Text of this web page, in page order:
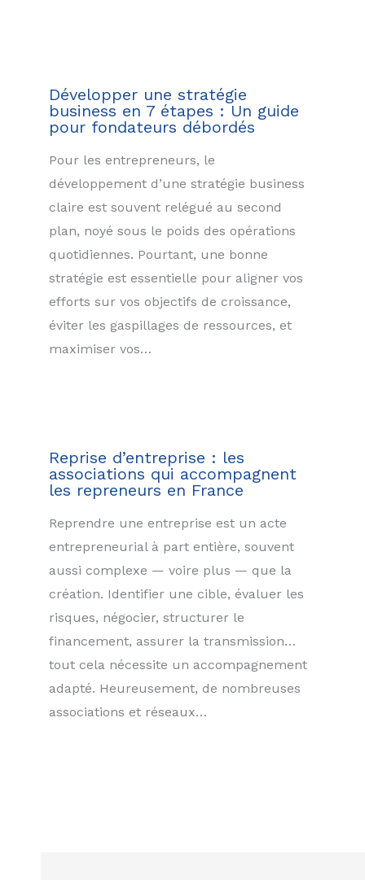
Développer une stratégie
business en 7 étapes : Un guide
pour fondateurs débordés
Pour les entrepreneurs, le
développement d’une stratégie business
claire est souvent relégué au second
plan, noyé sous le poids des opérations
quotidiennes. Pourtant, une bonne
stratégie est essentielle pour aligner vos
efforts sur vos objectifs de croissance,
éviter les gaspillages de ressources, et
maximiser vos…
Reprise d’entreprise : les
associations qui accompagnent
les repreneurs en France
Reprendre une entreprise est un acte
entrepreneurial à part entière, souvent
aussi complexe — voire plus — que la
création. Identifier une cible, évaluer les
risques, négocier, structurer le
financement, assurer la transmission…
tout cela nécessite un accompagnement
adapté. Heureusement, de nombreuses
associations et réseaux…